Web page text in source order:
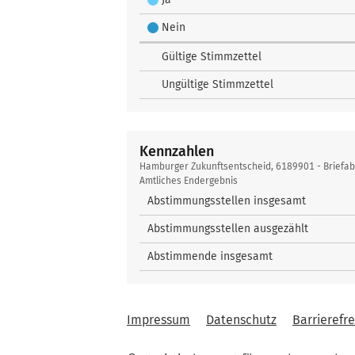
Nein
Gültige Stimmzettel
Ungültige Stimmzettel
Kennzahlen
Kennzahlen
Hamburger Zukunftsentscheid, 6189901 -
Amtliches Endergebnis
Abstimmungsstellen insgesamt
Abstimmungsstellen ausgezählt
Abstimmende insgesamt
Impressum Datenschutz